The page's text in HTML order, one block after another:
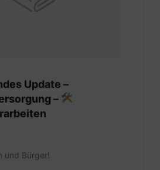
Update –
–
und Bürger!